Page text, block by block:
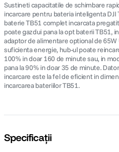
Sustineti capacitatile de schimbare
incarcare pentru bateria inteligenta
baterie TB51 complet incarcata
poate gazdui pana la opt baterii TB51,
adaptor de alimentare optional de 65W
suficienta energie, hub-ul poate
100% in doar 160 de minute sau, in
pana la 90% in doar 35 de minute.
incarcare este la fel de eficient in
incarcarea bateriilor TB51.
Specificații